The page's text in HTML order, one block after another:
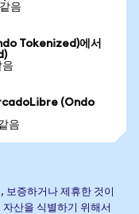
음
Tokenized)에서
(Ondo
음
증하거나 제휴한 것이
산을 식별하기 위해서